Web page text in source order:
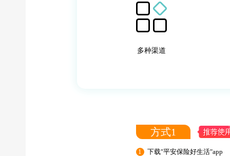
多种渠道
方式1
1
下载"平安保险好生活"app